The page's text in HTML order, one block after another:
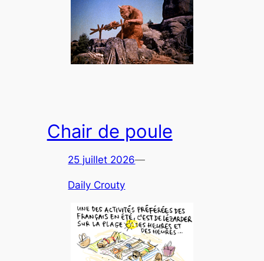
Chair de poule
25 juillet 2026—
Daily Crouty